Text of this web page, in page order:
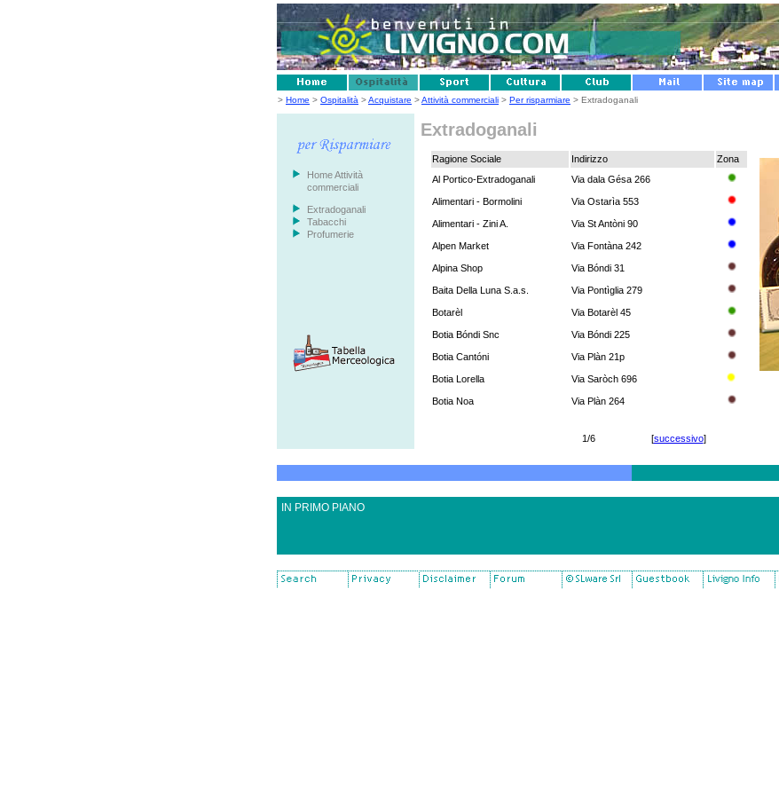
> Home > Ospitalità >Acquistare >Attività commerciali > Per risparmiare > Extradoganali
Home Attività
commerciali
Extradoganali
Tabacchi
Profumerie
Extradoganali
Ragione Sociale Indirizzo
Zona
Al Portico-Extradoganali
Via dala Gésa 266
Alimentari - Bormolini Via Ostarìa 553
Alimentari - Zini A. Via St Antòni 90
Alpen Market Via Fontàna 242
Alpina Shop Via Bóndi 31
Baita Della Luna S.a.s. Via Pontìglia 279
Botarèl Via Botarèl 45
Botia Bóndi Snc Via Bóndi 225
Botia Cantóni Via Plàn 21p
Botia Lorella Via Saròch 696
Botia Noa Via Plàn 264
1/6 [successivo]
IN PRIMO PIANO